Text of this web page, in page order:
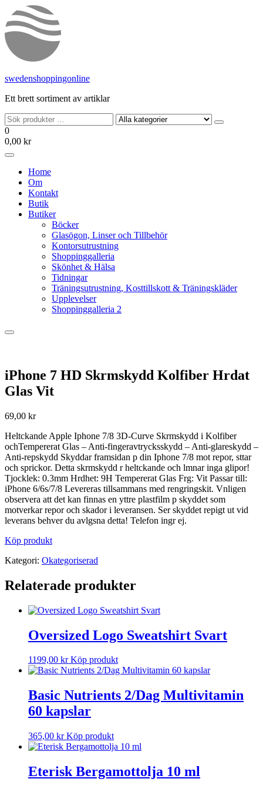
Hoppa
till
innehållet
swedenshoppingonline
Ett brett sortiment av artiklar
0
0,00 kr
Home
Om
Kontakt
Butik
Butiker
Böcker
Glasögon, Linser och Tillbehör
Kontorsutrustning
Shoppinggalleria
Skönhet & Hälsa
Tidningar
Träningsutrustning, Kosttillskott & Träningskläder
Upplevelser
Shoppinggalleria 2
iPhone 7 HD Skrmskydd Kolfiber Hrdat
Glas Vit
69,00 kr
Heltckande Apple Iphone 7/8 3D-Curve Skrmskydd i Kolfiber
ochTempererat Glas – Anti-fingeravtrycksskydd – Anti-glareskydd –
Anti-repskydd Skyddar framsidan p din Iphone 7/8 mot repor, sttar
och sprickor. Detta skrmskydd r heltckande och lmnar inga glipor!
Tjocklek: 0.3mm Hrdhet: 9H Tempererat Glas Frg: Vit Passar till:
iPhone 6/6s/7/8 Levereras tillsammans med rengringskit. Vnligen
observera att det kan finnas en yttre plastfilm p skyddet som
motverkar repor och skador i leveransen. Ser skyddet repigt ut vid
leverans behver du avlgsna detta! Telefon ingr ej.
Köp produkt
Kategori: Okategoriserad
Relaterade produkter
Oversized Logo Sweatshirt Svart
1199,00 kr Köp produkt
Basic Nutrients 2/Dag Multivitamin
60 kapslar
365,00 kr Köp produkt
Eterisk Bergamottolja 10 ml